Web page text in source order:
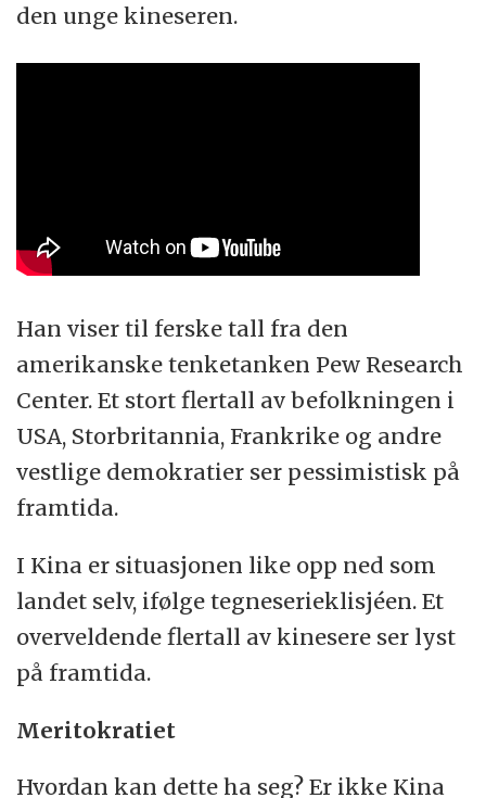
den unge kineseren.
Han viser til ferske tall fra den
amerikanske tenketanken Pew Research
Center. Et stort flertall av befolkningen i
USA, Storbritannia, Frankrike og andre
vestlige demokratier ser pessimistisk på
framtida.
I Kina er situasjonen like opp ned som
landet selv, ifølge tegneserieklisjéen. Et
overveldende flertall av kinesere ser lyst
på framtida.
Meritokratiet
Hvordan kan dette ha seg? Er ikke Kina